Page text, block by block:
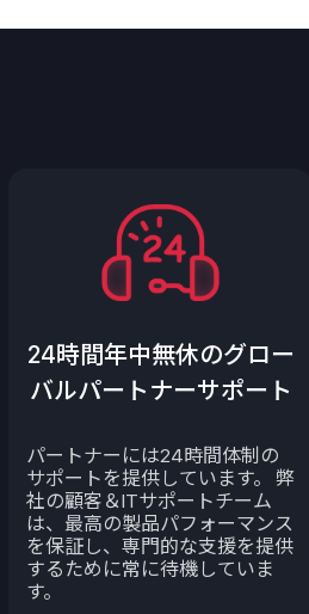
24時間年中無休のグロー
バルパートナーサポート
パートナーには24時間体制の
サポートを提供しています。 弊
社の顧客＆ITサポートチーム
は、最高の製品パフォーマンス
を保証し、専門的な支援を提供
するために常に待機していま
す。